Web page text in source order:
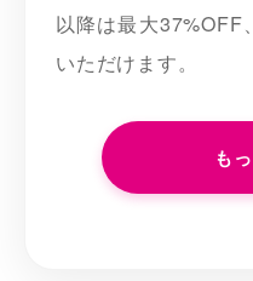
以降は最大37%OFF
いただけます。
も